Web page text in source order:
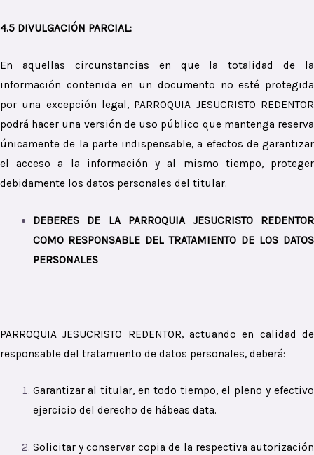
4.5 DIVULGACIÓN PARCIAL:
En aquellas circunstancias en que la totalidad de la
información contenida en un documento no esté protegida
por una excepción legal, PARROQUIA JESUCRISTO REDENTOR
podrá hacer una versión de uso público que mantenga reserva
únicamente de la parte indispensable, a efectos de garantizar
el acceso a la información y al mismo tiempo, proteger
debidamente los datos personales del titular.
DEBERES DE LA PARROQUIA JESUCRISTO REDENTOR
COMO RESPONSABLE DEL TRATAMIENTO DE LOS DATOS
PERSONALES
PARROQUIA JESUCRISTO REDENTOR, actuando en calidad de
responsable del tratamiento de datos personales, deberá:
Garantizar al titular, en todo tiempo, el pleno y efectivo
ejercicio del derecho de hábeas data.
Solicitar y conservar copia de la respectiva autorización